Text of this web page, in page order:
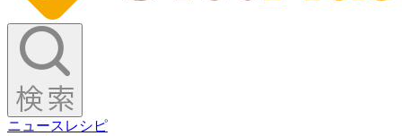
ニュース レシピ